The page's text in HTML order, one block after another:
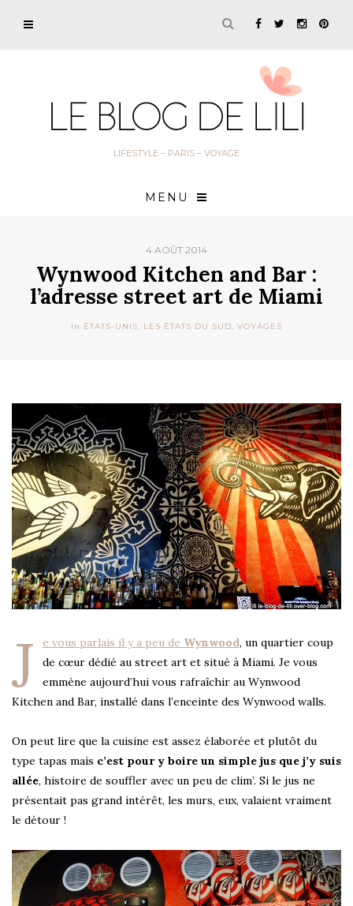
LIFESTYLE – PARIS – VOYAGE
MENU
4 AOÛT 2014
Wynwood Kitchen and Bar :
l’adresse street art de Miami
In ÉTATS-UNIS, LES ÉTATS DU SUD, VOYAGES
J e vous parlais il y a peu de Wynwood, un quartier coup
de cœur dédié au street art et situé à Miami. Je vous
emmène aujourd’hui vous rafraîchir au Wynwood
Kitchen and Bar, installé dans l’enceinte des Wynwood walls.
On peut lire que la cuisine est assez élaborée et plutôt du
type tapas mais c’est pour y boire un simple jus que j’y suis
allée, histoire de souffler avec un peu de clim’. Si le jus ne
présentait pas grand intérêt, les murs, eux, valaient vraiment
le détour !